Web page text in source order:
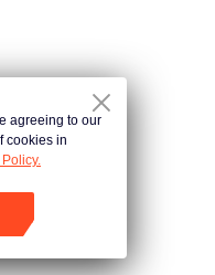
agreeing to our
cookies in